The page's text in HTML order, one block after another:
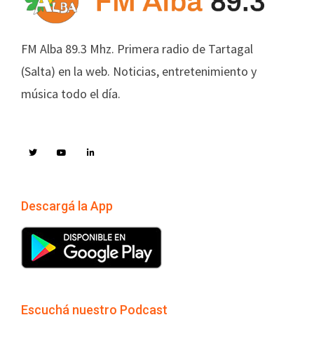
FM Alba 89.3 Mhz. Primera radio de Tartagal
(Salta) en la web. Noticias, entretenimiento y
música todo el día.
Descargá la App
Escuchá nuestro Podcast